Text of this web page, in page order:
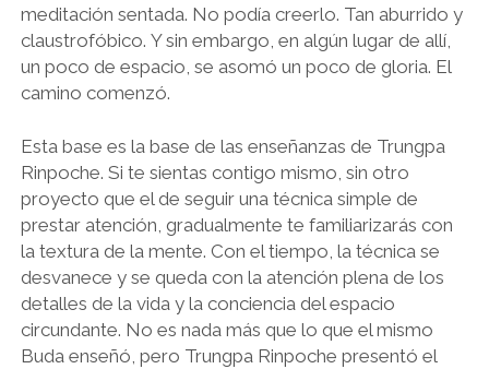
meditación sentada. No podía creerlo. Tan aburrido y
claustrofóbico. Y sin embargo, en algún lugar de allí,
un poco de espacio, se asomó un poco de gloria. El
camino comenzó.
Esta base es la base de las enseñanzas de Trungpa
Rinpoche. Si te sientas contigo mismo, sin otro
proyecto que el de seguir una técnica simple de
prestar atención, gradualmente te familiarizarás con
la textura de la mente. Con el tiempo, la técnica se
desvanece y se queda con la atención plena de los
detalles de la vida y la conciencia del espacio
circundante. No es nada más que lo que el mismo
Buda enseñó, pero Trungpa Rinpoche presentó el